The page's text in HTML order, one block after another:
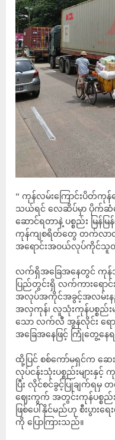
“ ကုန်လမ်းကြောင်းပိတ်ကု
သယ်ရင် လေဆိပ်မှာ ပိုက်ဆံပ
ဆောင်ရတာနဲ့ ပစ္စည်း မြန်
ကုန်ကျစရိတ်တွေ တက်လာ
အရောင်းအဝယ်လုပ်ကိုင်သူတ
လက်ရှိအခြေအနေတွင် ကုန်
ပြည်တွင်းရှိ လက်ကားရောင်
အလုပ်အကိုင်အခွင့်အလမ်းန
အလှကုန်၊ လူသုံးကုန်ပစ္စည်းမ
သော လက်လီ အွန်လိုင်း ရော
အခြေအနေဖြင့် ကြုံတွေ့န
ထို့ပြင် စစ်ကော်မရှင်က ဆေးဝ
လုပ်ငန်းသုံးပစ္စည်းများနှင့်
ပြီး လိုင်စင်ခွင့်ပြုချက်ရ
ဈေးကွက် အတွင်းကုန်ပစ္စည်းရှ
ဖြစ်ပေါ်နိုင်မည်ဟု စီးပွား
ကို ပြောကြားသည်။